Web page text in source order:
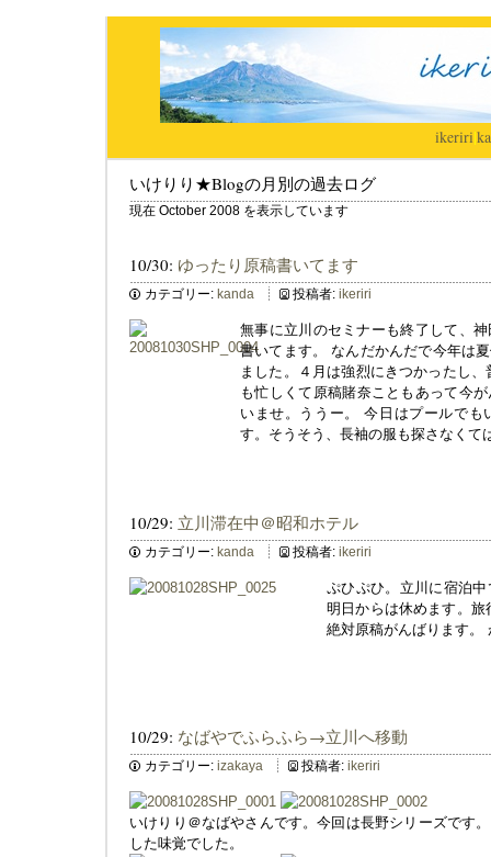
ikeriri|
いけりり★Blogの月別の過去ログ
現在 October 2008 を表示しています
10/30: ゆったり原稿書いてます
カテゴリー: kanda 投稿者: ikeriri
無事に立川のセミナーも終了して、
書いてます。 なんだかんだで今年は
ました。４月は強烈にきつかったし
も忙しくて原稿賭奈こともあって今
いませ。ううー。 今日はプールで
す。そうそう、長袖の服も探さなくて
10/29: 立川滞在中＠昭和ホテル
カテゴリー: kanda 投稿者: ikeriri
ぷひぷひ。立川に宿泊
明日からは休めます。
絶対原稿がんばります。
10/29: なばやでふらふら→立川へ移動
カテゴリー: izakaya 投稿者: ikeriri
いけりり＠なばやさんです。今回は長野シリーズです
した味覚でした。